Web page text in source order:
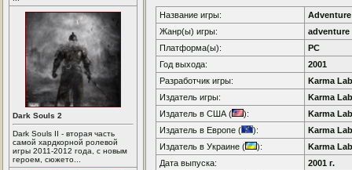
Dark Souls 2
Dark Souls II - вторая часть
самой хардкорной ролевой
игры 2011-2012 года, с новым
героем, сюжето...
Название игры:
Жанр(ы) игры:
adventure
Платформа(ы):
PC
Год выхода:
2001
Разработчик игры:
Karma
Издатель игры:
Karma
Издатель в США (
):
Karma
Издатель в Европе (
):
Karma
Издатель в Украине (
):
Karma
Дата выпуска:
2001 г.